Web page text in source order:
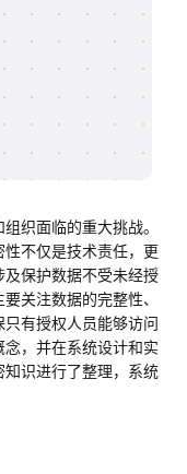
织面临的重大挑战。
不仅是技术责任，更
保护数据不受未经授
关注数据的完整性、
有授权人员能够访问
，并在系统设计和实
识进行了整理，系统